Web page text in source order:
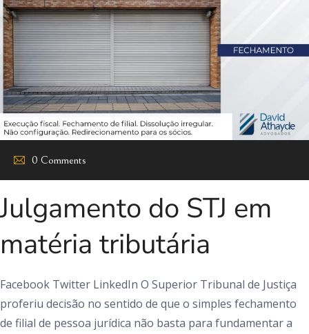
0 Comments
Julgamento do STJ em
matéria tributária
Facebook Twitter LinkedIn O Superior Tribunal de Justiça
proferiu decisão no sentido de que o simples fechamento
de filial de pessoa jurídica não basta para fundamentar a